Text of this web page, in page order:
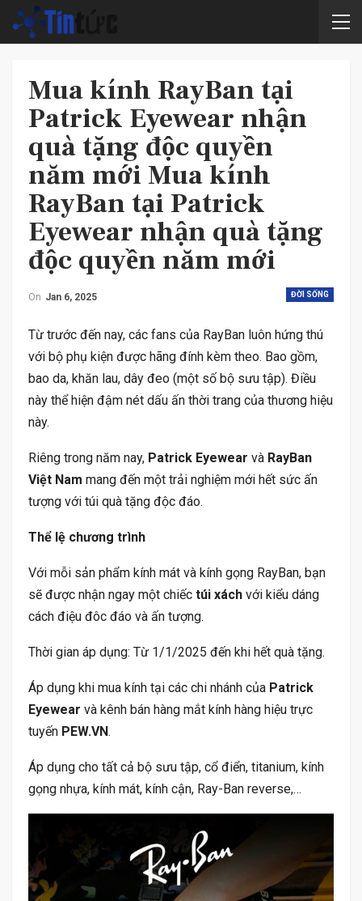
Mua kính RayBan tại
Patrick Eyewear nhận
quà tặng độc quyền
năm mới Mua kính
RayBan tại Patrick
Eyewear nhận quà tặng
độc quyền năm mới
ĐỜI SỐNG
On Jan 6, 2025
Từ trước đến nay, các fans của RayBan luôn hứng thú
với bộ phụ kiện được hãng đính kèm theo. Bao gồm,
bao da, khăn lau, dây đeo (một số bộ sưu tập). Điều
này thể hiện đậm nét dấu ấn thời trang của thương hiệu
này.
Riêng trong năm nay, Patrick Eyewear và RayBan
Việt Nam mang đến một trải nghiệm mới hết sức ấn
tượng với túi quà tặng độc đáo.
Thể lệ chương trình
Với mỗi sản phẩm kính mát và kính gọng RayBan, bạn
sẽ được nhận ngay một chiếc túi xách với kiểu dáng
cách điệu đôc đáo và ấn tượng.
Thời gian áp dụng: Từ 1/1/2025 đến khi hết quà tặng.
Áp dụng khi mua kính tại các chi nhánh của Patrick
Eyewear và kênh bán hàng mắt kính hàng hiệu trực
tuyến PEW.VN.
Áp dụng cho tất cả bộ sưu tập, cổ điển, titanium, kính
gọng nhựa, kính mát, kính cận, Ray-Ban reverse,…